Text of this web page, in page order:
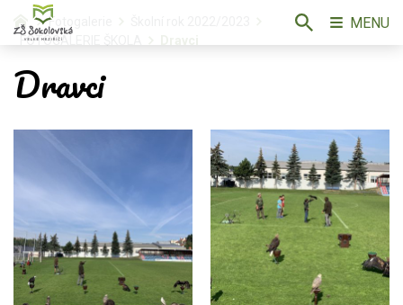
Fotogalerie
FOTOGALERIE ŠKOLA
Dravci
MENU